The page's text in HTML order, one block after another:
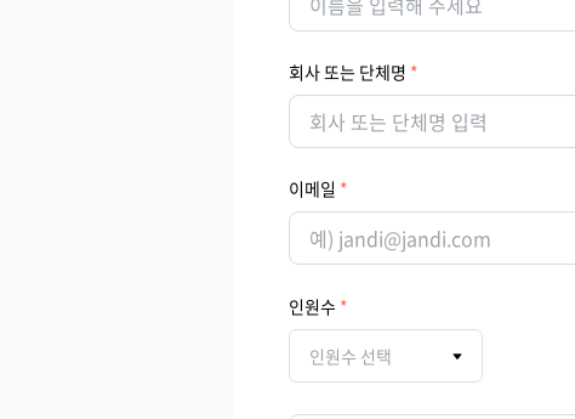
회사 또는 단체명
이메일
인원수
인원수 선택